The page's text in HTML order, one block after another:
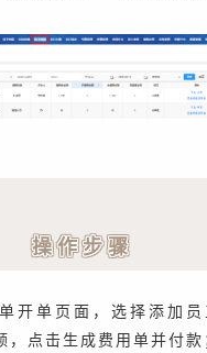
操作步骤
开单页面，选择添加员
，点击生成费用单并付款